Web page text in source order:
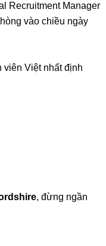
Recruitment Manager
vào chiều ngày
viên Việt nhất định
, đừng ngần